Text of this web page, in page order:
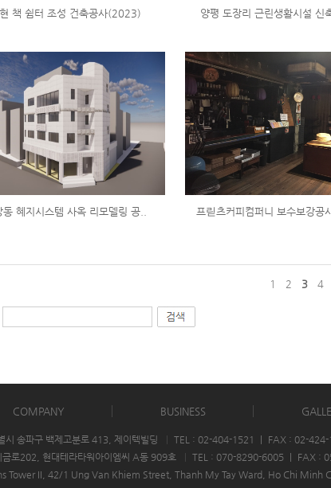
책 쉼터 조성 건축공사(2023) 양평 도장리 근린생활시설 신
동 혜지시스템 사옥 리모델링 공.. 프릳츠커피컴퍼니 보수보강공
1 2 3 4
COMPANY BUSINESS
송파구 백제고분로 413, 제이텍빌딩 TEL : 02-404-1521 FAX : 02-424-
로202, 현대테라타워아이엠씨 A동 909호
TEL : 070-8290-6005 FAX :
Tower II, 42/1 Ung Van Khiem Street, Thanh My Tay Ward, Ho Chi Minh